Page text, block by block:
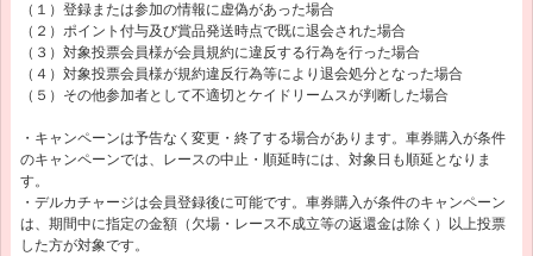
（１）登録または参加の情報に虚偽があった場合
（２）ポイント付与及び賞品発送時点で既に退会された場合
（３）対象投票会員様が会員規約に違反する行為を行った場合
（４）対象投票会員様が規約違反行為等により退会処分となった場合
（５）その他参加者として不適切とケイドリームスが判断した場合
・キャンペーンは予告なく変更・終了する場合があります。車券購入が条件
のキャンペーンでは、レースの中止・順延時には、対象日も順延となりま
す。
・デルカチャージは会員登録後に可能です。車券購入が条件のキャンペーン
は、期間中に指定の金額（欠場・レース不成立等の返還金は除く）以上投票
した方が対象です。